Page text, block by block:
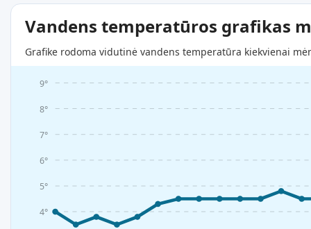
Vandens temperatūros grafikas
Grafike rodoma vidutinė vandens temperatūra kiekvienai
4°
5°
6°
7°
8°
9°